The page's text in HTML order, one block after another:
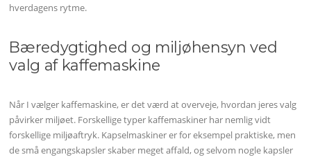
hverdagens rytme.
Bæredygtighed og miljøhensyn ved
valg af kaffemaskine
Når I vælger kaffemaskine, er det værd at overveje, hvordan jeres valg
påvirker miljøet. Forskellige typer kaffemaskiner har nemlig vidt
forskellige miljøaftryk. Kapselmaskiner er for eksempel praktiske, men
de små engangskapsler skaber meget affald, og selvom nogle kapsler